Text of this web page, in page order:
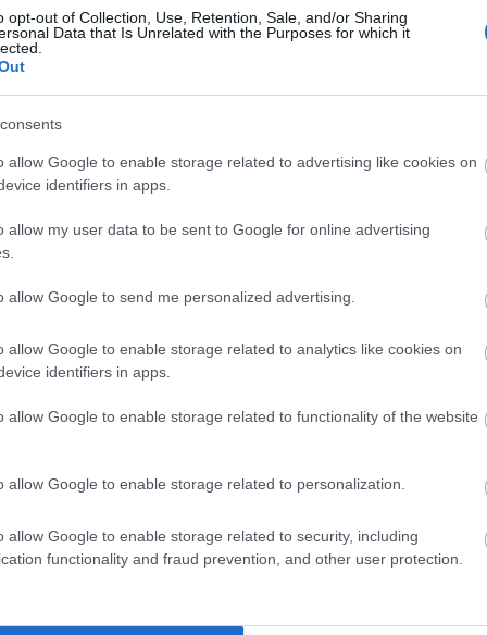
opt-out of Collection, Use, Retention, Sale, and/or Sharing
Data that Is Unrelated with the Purposes for which it
allow Google to enable storage related to advertising like cookies on
identifiers in apps.
allow my user data to be sent to Google for online advertising
allow Google to send me personalized advertising.
allow Google to enable storage related to analytics like cookies on
identifiers in apps.
allow Google to enable storage related to functionality of the website
allow Google to enable storage related to personalization.
allow Google to enable storage related to security, including
functionality and fraud prevention, and other user protection.
ISO 14001 και
Κοινωνικών απολογισμών
και στα αποτελέσματα του
θα είναι σε θέση να:
σχέσης με κρίσιμους πυλώνες
Βιοποικιλότητα, Ανθρώπινα
ηθικής λειτουργίας, Θέματα